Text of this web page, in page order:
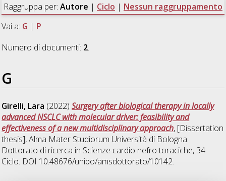
Raggruppa per: Autore | Ciclo | Nessun raggruppamento
Vai a: G | P
Numero di documenti: 2.
G
Girelli, Lara (2022)Surgery after biological therapy in locally
advanced NSCLC with molecular driver: feasibility and
effectiveness of a new multidisciplinary approach, [Dissertation
thesis], Alma Mater Studiorum Università di Bologna.
Dottorato di ricerca in Scienze cardio nefro toraciche, 34
Ciclo. DOI 10.48676/unibo/amsdottorato/10142.